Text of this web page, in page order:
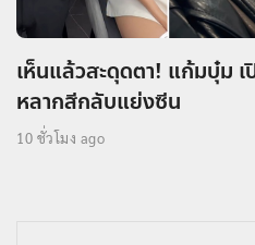
เห็นแล้วสะดุดตา! แก้มบุ๋ม
หลากสีกลับแย่งซีน
10 ชั่วโมง ago